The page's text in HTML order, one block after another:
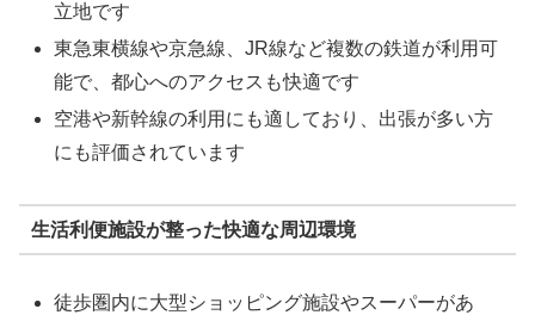
立地です
東急東横線や京急線、JR線など複数の鉄道が利用可
能で、都心へのアクセスも快適です
空港や新幹線の利用にも適しており、出張が多い方
にも評価されています
生活利便施設が整った快適な周辺環境
徒歩圏内に大型ショッピング施設やスーパーがあ